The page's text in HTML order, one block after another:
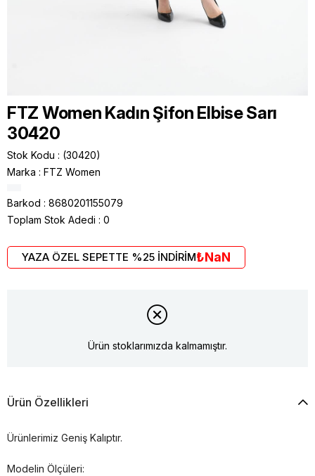
FTZ Women Kadın Şifon Elbise Sarı
30420
Stok Kodu
(30420)
Marka : FTZ Women
Barkod : 8680201155079
Toplam Stok Adedi : 0
YAZA ÖZEL SEPETTE %25 İNDİRİM₺NaN
Ürün stoklarımızda kalmamıştır.
Ürün Özellikleri
Ürünlerimiz Geniş Kalıptır.
Modelin Ölçüleri: